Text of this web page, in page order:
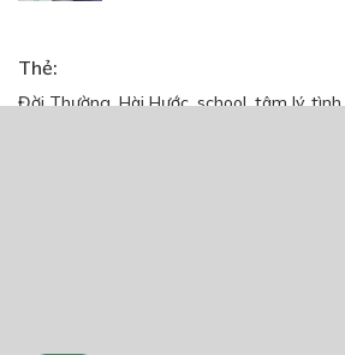
Thẻ:
Đời Thường,Hài Hước,school,tâm lý,tình